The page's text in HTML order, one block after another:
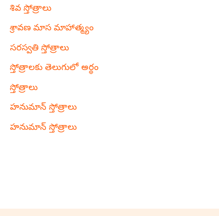
శివ స్తోత్రాలు
శ్రావణ మాస మాహాత్మ్యం
సరస్వతి స్తోత్రాలు
స్తోత్రాలకు తెలుగులో అర్థం
స్తోత్రాలు
హనుమాన్ స్తోత్రాలు
హనుమాన్ స్తోత్రాలు